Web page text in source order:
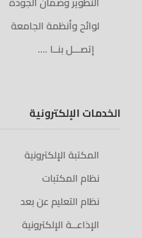
لوائح وأنظمة الجامعة
إتصـــل بنــا ….
الخدمات الإلكترونية
المكتبة الإلكترونية
نظام المكتبات
نظام التعليم عن بعد
الإذاعــة الإلكترونية